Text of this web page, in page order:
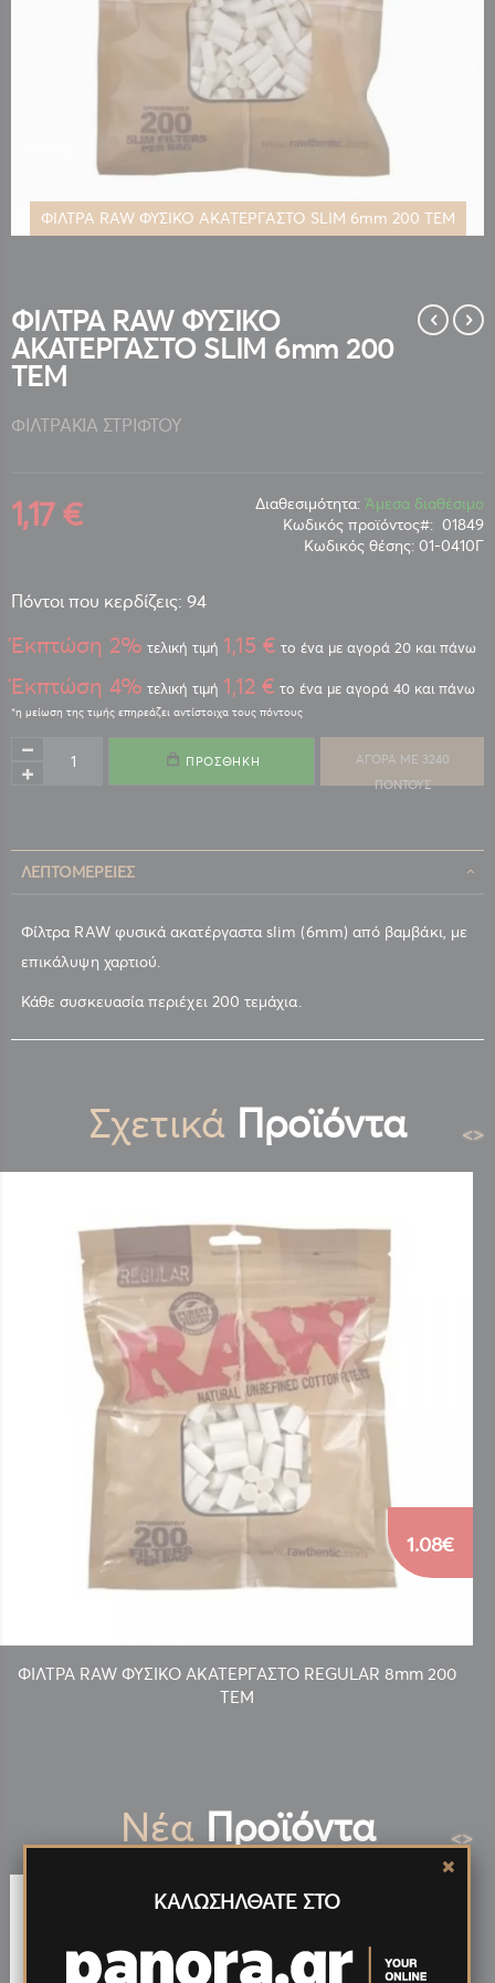
ΦΙΛΤΡΑ RAW ΦΥΣΙΚΟ ΑΚΑΤΕΡΓΑΣΤΟ SLIM 6mm 200 ΤΕΜ
της
συλλογής
εικόνων
ΦΙΛΤΡΑ RAW ΦΥΣΙΚΟ
ΑΚΑΤΕΡΓΑΣΤΟ SLIM 6mm 200
ΤΕΜ
ΦΙΛΤΡΑΚΙΑ ΣΤΡΙΦΤΟΥ
1,17 € Διαθεσιμότητα: Άμεσα διαθέσιμο
Κωδικός προϊόντος
01849
Κωδικός θέσης: 01-0410Γ
Πόντοι που κερδίζεις: 94
Έκπτώση 2% τελική τιμή 1,15 € το ένα με αγορά 20 και πάνω
Έκπτώση 4% τελική τιμή 1,12 € το ένα με αγορά 40 και πάνω
ΠΡΟΣΘΉΚΗ
ΑΓΟΡΑ ΜΕ 3240
ΠΟΝΤΟΥΣ
ΛΕΠΤΟΜΈΡΕΙΕΣ
Φίλτρα RAW φυσικά ακατέργαστα slim (6mm) από βαμβάκι, με
επικάλυψη χαρτιού.
Κάθε συσκευασία περιέχει 200 τεμάχια.
Σχετικά Προϊόντα
ΦΙΛΤΡΑ RAW ΦΥΣΙΚΟ ΑΚΑΤΕΡΓΑΣΤΟ REGULAR 8mm 200
ΤΕΜ
1.08€
<>
Νέα Προϊόντα <>
ΚΑΛΩΣΗΛΘΑΤΕ ΣΤΟ